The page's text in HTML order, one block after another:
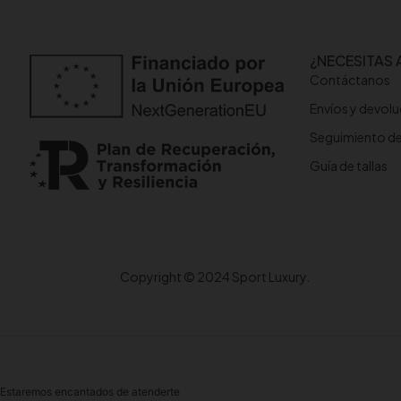
¿NECESITAS
Contáctanos
Envíos y
Seguimiento
Guía de tallas
Copyright © 2024 Sport Luxury.
Estaremos encantados de atenderte